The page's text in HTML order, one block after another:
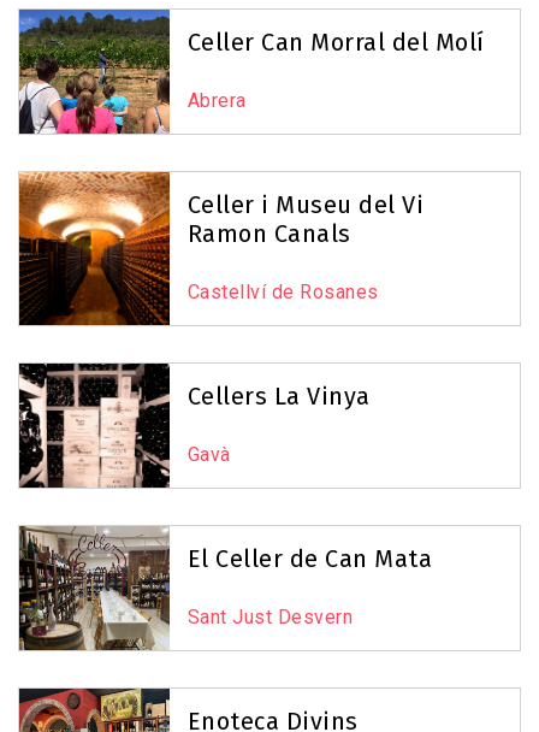
Celler Can Morral del Molí
Abrera
Celler i Museu del Vi
Ramon Canals
Castellví de Rosanes
Cellers La Vinya
Gavà
El Celler de Can Mata
Sant Just Desvern
Enoteca Divins